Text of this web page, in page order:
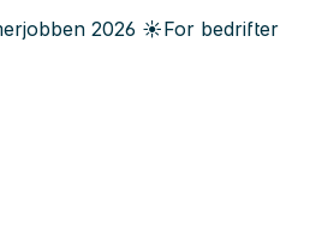
2026 ☀️For bedrifter